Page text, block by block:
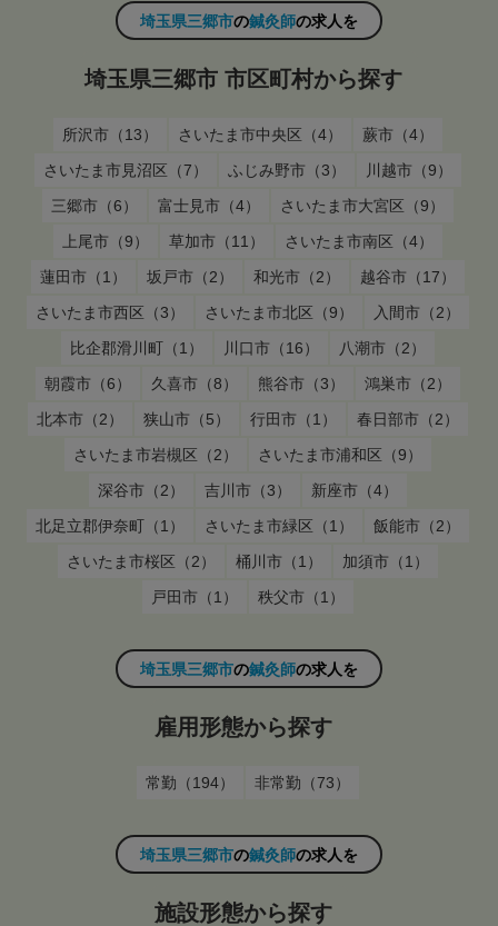
埼玉県三郷市の鍼灸師の求人を
埼玉県三郷市 市区町村から探す
所沢市（13） さいたま市中央区（4）
蕨市（4）
さいたま市見沼区（7）
ふじみ野市（3）
川越市（9）
三郷市（6）
富士見市（4）
さいたま市大宮区（9）
上尾市（9）
草加市（11）
さいたま市南区（4）
蓮田市（1）
坂戸市（2） 和光市（2）
越谷市（17）
さいたま市西区（3）
さいたま市北区（9）
入間市（2）
比企郡滑川町（1）
川口市（16）
八潮市（2）
朝霞市（6）
久喜市（8） 熊谷市（3）
鴻巣市（2）
北本市（2）
狭山市（5） 行田市（1）
春日部市（2）
さいたま市岩槻区（2）
さいたま市浦和区（9）
深谷市（2）
吉川市（3）
新座市（4）
北足立郡伊奈町（1）
さいたま市緑区（1）
飯能市（2）
さいたま市桜区（2）
桶川市（1）
加須市（1）
戸田市（1）
秩父市（1）
埼玉県三郷市の鍼灸師の求人を
雇用形態から探す
常勤（194） 非常勤（73）
埼玉県三郷市の鍼灸師の求人を
施設形態から探す